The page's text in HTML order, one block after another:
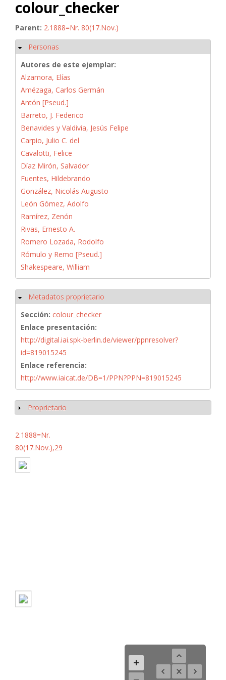
colour_checker
Parent: 2.1888=Nr. 80(17.Nov.)
Ocultar
Personas
Autores de este ejemplar:
Alzamora, Elías
Amézaga, Carlos Germán
Antón [Pseud.]
Barreto, J. Federico
Benavides y Valdivia, Jesús Felipe
Carpio, Julio C. del
Cavalotti, Felice
Díaz Mirón, Salvador
Fuentes, Hildebrando
González, Nicolás Augusto
León Gómez, Adolfo
Ramírez, Zenón
Rivas, Ernesto A.
Romero Lozada, Rodolfo
Rómulo y Remo [Pseud.]
Shakespeare, William
Ocultar
Metadatos proprietario
Sección: colour_checker
Enlace presentación:
http://digital.iai.spk-berlin.de/viewer/ppnresolver?
id=819015245
Enlace referencia:
http://www.iaicat.de/DB=1/PPN?PPN=819015245
Mostrar
Proprietario
2.1888=Nr.
80(17.Nov.),29